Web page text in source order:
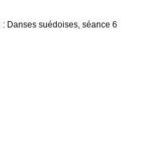
: Danses suédoises, séance 6